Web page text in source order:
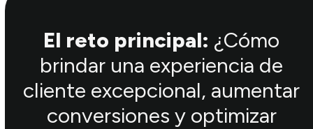
El reto principal: ¿Cómo
brindar una experiencia de
cliente excepcional, aumentar
conversiones y optimizar